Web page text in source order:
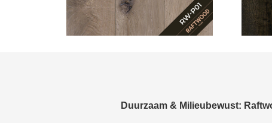
Duurzaam & Milieubewust: